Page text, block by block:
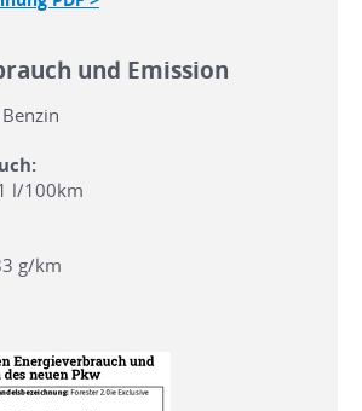
und Emission
Benzin
l/100km
g/km